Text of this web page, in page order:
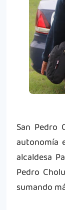
San Pedro
autonomía
alcaldesa
Pedro
sumando